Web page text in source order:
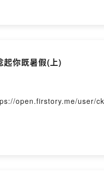
起你既暑假(上)
open.firstory.me/